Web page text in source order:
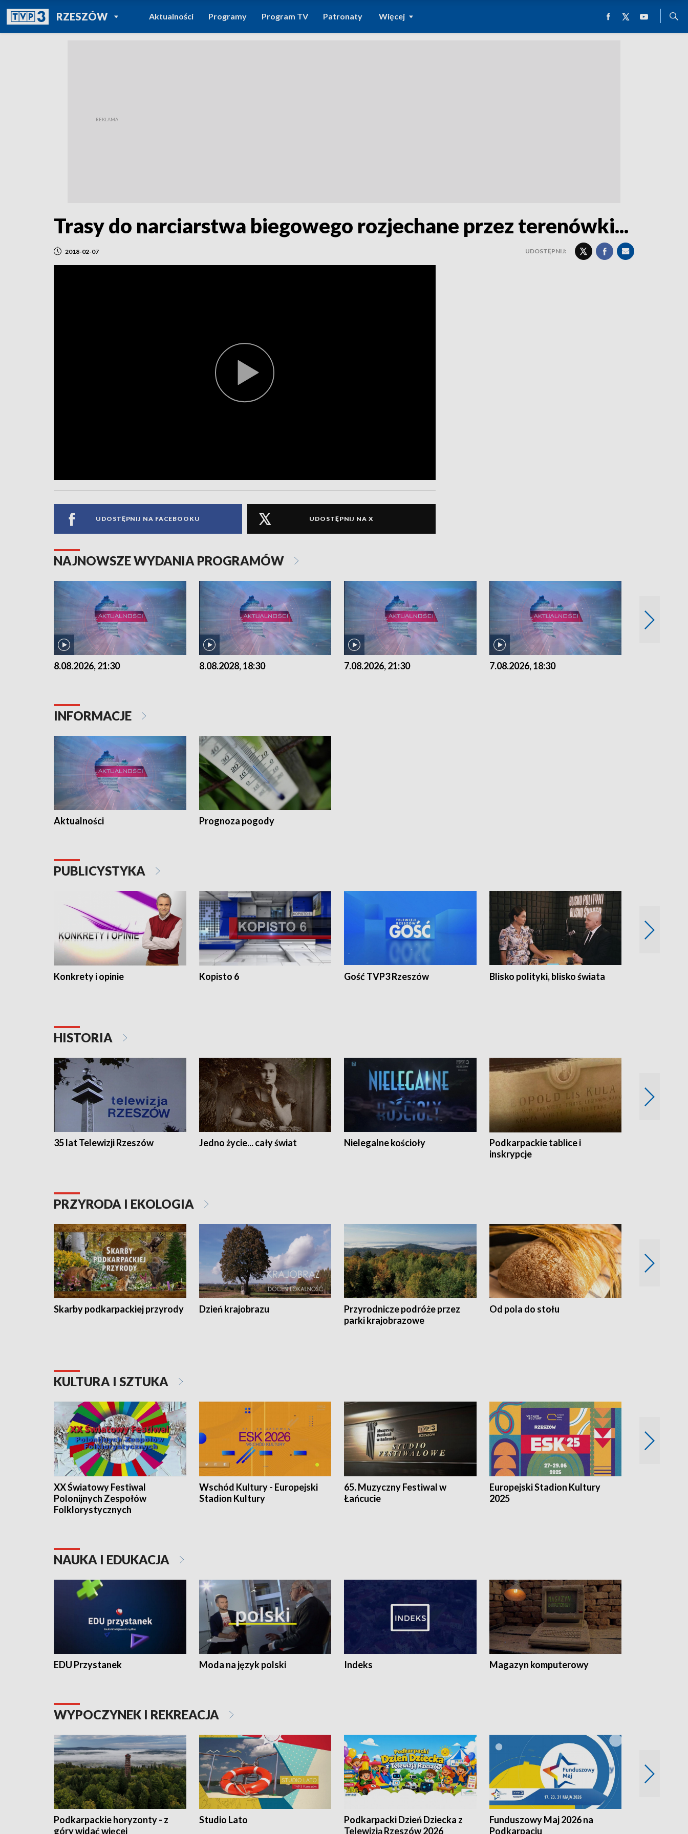
RZESZÓWPOWRÓT DO
TVP REGIONY
Aktualności Programy Program TV Patronaty Więcej
Trasy do narciarstwa biegowego rozjechane przez terenówki...
2018-02-07 UDOSTĘPNIJ:
UDOSTĘPNIJ NA FACEBOOKU UDOSTĘPNIJ NA X
NAJNOWSZE WYDANIA PROGRAMÓW
8.08.2026, 21:30 8.08.2028, 18:30 7.08.2026, 21:30 7.08.2026, 18:30
INFORMACJE
Aktualności Prognoza pogody
PUBLICYSTYKA
Konkrety i opinie Kopisto 6 Gość TVP3 Rzeszów Blisko polityki, blisko świata
HISTORIA
35 lat Telewizji Rzeszów Jedno życie... cały świat Nielegalne kościoły
Podkarpackie tablice i
inskrypcje
PRZYRODA I EKOLOGIA
Skarby podkarpackiej przyrody Dzień krajobrazu
Przyrodnicze podróże przez
parki krajobrazowe
Od pola do stołu
KULTURA I SZTUKA
XX Światowy Festiwal
Polonijnych Zespołów
Folklorystycznych
Wschód Kultury - Europejski
Stadion Kultury
65. Muzyczny Festiwal w
Łańcucie
Europejski Stadion Kultury
2025
NAUKA I EDUKACJA
EDU Przystanek Moda na język polski Indeks Magazyn komputerowy
WYPOCZYNEK I REKREACJA
Podkarpackie horyzonty - z
góry widać więcej
Studio Lato
Podkarpacki Dzień Dziecka z
Telewizją Rzeszów 2026
Funduszowy Maj 2026 na
Podkarpaciu